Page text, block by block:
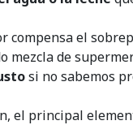
compensa el
mezcla de
si no sabemos
el principal